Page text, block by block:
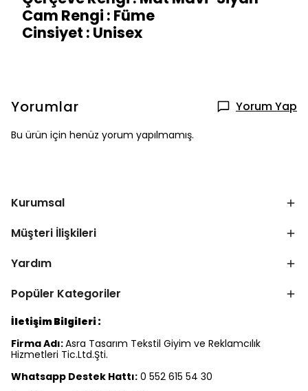
Cam Rengi : Füme
Cinsiyet : Unisex
Yorumlar Yorum Yap
Bu ürün için henüz yorum yapılmamış.
Kurumsal
Müşteri İlişkileri
Yardım
Popüler Kategoriler
İletişim Bilgileri :
Firma Adı:Asra Tasarım Tekstil Giyim ve Reklamcılık
Hizmetleri Tic.Ltd.Şti.
Whatsapp Destek Hattı: 0 552 615 54 30